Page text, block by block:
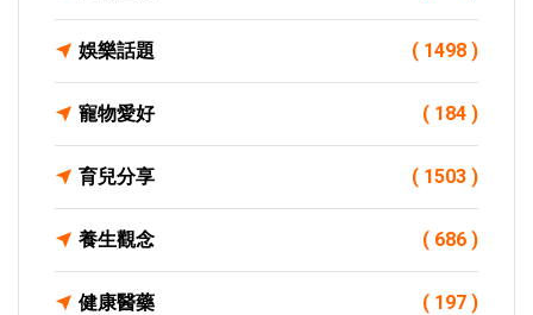
娛樂話題 ( 1498 )
寵物愛好 ( 184 )
育兒分享 ( 1503 )
養生觀念 ( 686 )
健康醫藥 ( 197 )